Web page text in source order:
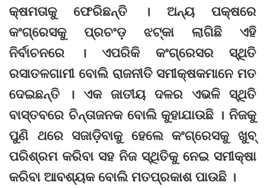
କ୍ଷମତାକୁ ଫେରିଛନ୍ତି । ଅନ୍ୟ ପକ୍ଷରେ
କଂଗ୍ରେସକୁ ପ୍ରଚଂଡ଼ ଝଟ୍‌କା ଲାଗିଛି ଏହି
ନିର୍ବାଚନରେ । ଏପରିକି କଂଗ୍ରେସର ସ୍ଥିତି
ରସାତଳଗାମୀ ବୋଲି ରାଜନୀତି ସମୀକ୍ଷକମାନେ ମତ
ଦେଇଛନ୍ତି । ଏକ ଜାତୀୟ ଦଳର ଏଭଳି ସ୍ଥିତି
ବାସ୍ତବରେ ଚିନ୍ତାଜନକ ବୋଲି କୁହାଯାଉଛି । ନିଜକୁ
ପୁଣି ଥରେ ସଜାଡ଼ିବାକୁ ହେଲେ କଂଗ୍ରେସକୁ ଖୁବ୍‌
ପରିଶ୍ରମ କରିବା ସହ ନିଜ ସ୍ଥିତିକୁ ନେଇ ସମୀକ୍ଷା
କରିବା ଆବଶ୍ୟକ ବୋଲି ମତପ୍ରକାଶ ପାଉଛି ।